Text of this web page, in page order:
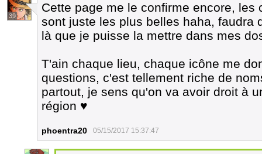
39
Cette page me le confirme encore,
sont juste les plus belles haha, faudra
là que je puisse la mettre dans mes
T'ain chaque lieu, chaque icône me
questions, c'est tellement riche de
partout, je sens qu'on va avoir droit à
région ♥
phoentra20 05/15/2017 15:37:47